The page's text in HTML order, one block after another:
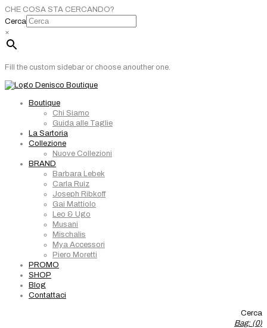
CHE COSA STA CERCANDO?
Cerca
×
Fill the custom sidebar or choose anouther one.
Boutique
Chi Siamo
Guida alle Taglie
La Sartoria
Collezione
Nuove Collezioni
BRAND
Barbara Lebek
Carla Ruiz
Joseph Ribkoff
Gai Mattiolo
Leo & Ugo
Musani
Mischalis
Mya Accessori
Piero Moretti
PROMO
SHOP
Blog
Contattaci
Cerca
Bag: (0)